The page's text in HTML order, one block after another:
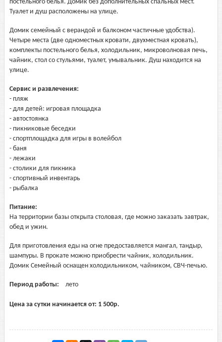
постельного белья. Домик без дополнительных спальных мест.
Туалет и душ расположены на улице.
Домик семейный с верандой и балконом частичные удобства).
Четыре места (две одноместных кровати, двухместная кровать),
комплекты постельного белья, холодильник, микроволновая печь,
чайник, стол со стульями, туалет, умывальник. Душ находится на
улице.
Сервис и развлечения:
- пляж
- для детей: игровая площадка
- автостоянка
- пикниковые беседки
- спортплощадка для игры в волейбол
- баня
- лежаки
- столики для пикника
- спортивный инвентарь
- рыбалка
Питание:
На территории базы открыта столовая, где можно заказать завтрак,
обед и ужин.
Для приготовления еды на огне предоставляется мангал, тандыр,
шампуры. В прокате можно приобрести чайник, холодильник.
Домик Семейный оснащен холодильником, чайником, СВЧ-печью.
Период работы: лето
Цена за сутки начинается от: 1 500р.